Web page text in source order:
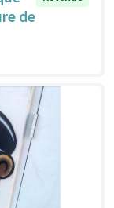
de